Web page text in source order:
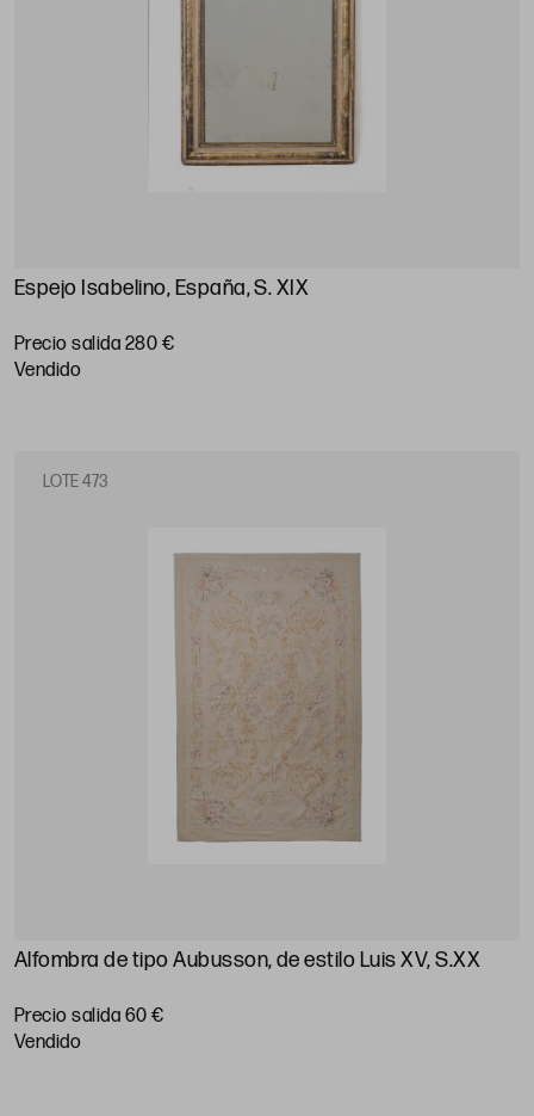
Espejo Isabelino, España, S. XIX
Precio salida 280 €
vendido
LOTE 473
Alfombra de tipo Aubusson, de estilo Luis XV, S.XX
Precio salida 60 €
vendido